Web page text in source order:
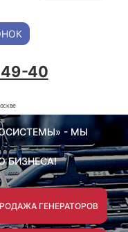
40
- МЫ
БИЗНЕСА!
ГЕНЕРАТОРОВ